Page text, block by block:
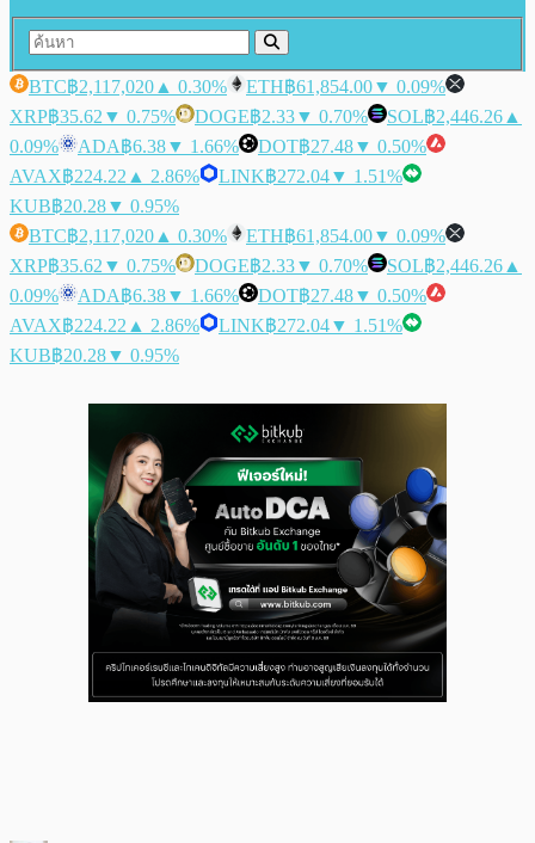
BTC฿2,117,020 ▲ 0.30% ETH฿61,854.00▼ 0.09%
XRP฿35.62 ▼ 0.75% DOGE฿2.33▼ 0.70% SOL฿2,446.26 ▲
0.09%
ADA฿6.38▼ 1.66% DOT฿27.48▼ 0.50%
AVAX฿224.22 ▲ 2.86% LINK฿272.04▼ 1.51%
KUB฿20.28▼ 0.95%
BTC฿2,117,020 ▲ 0.30% ETH฿61,854.00▼ 0.09%
XRP฿35.62 ▼ 0.75% DOGE฿2.33▼ 0.70% SOL฿2,446.26 ▲
0.09%
ADA฿6.38▼ 1.66% DOT฿27.48▼ 0.50%
AVAX฿224.22 ▲ 2.86% LINK฿272.04▼ 1.51%
KUB฿20.28▼ 0.95%